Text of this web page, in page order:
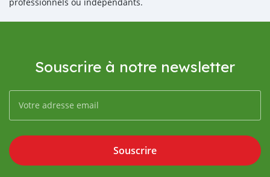
Souscrire à notre newsletter
Souscrire